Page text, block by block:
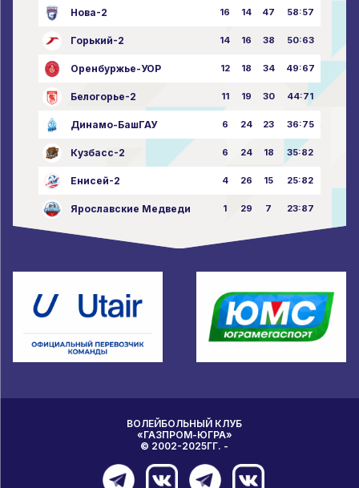
Нова-2 16 14 47 58:57
Горький-2 14 16 38 50:63
Оренбуржье-УОР 12 18 34 49:67
Белогорье-2 11 19 30 44:71
Динамо-БашГАУ 6 24 23 36:75
Кузбасс-2 6 24 18 35:82
Енисей-2 4 26 15 25:82
Ярославские Медведи 1 29 7 23:87
ВОЛЕЙБОЛЬНЫЙ КЛУБ
«ГАЗПРОМ-ЮГРА»
© 2002-2025ГГ. -